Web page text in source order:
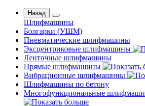
Назад
Шлифмашины
Бoлгаpки (УШM)
Пневматические шлифмашины
Эксцентриковые шлифмашины
Ленточные шлифмашины
Прямые шлифмашины
Вибрационные шлифмашины
Шлифмашины по бетону
Многофункциональные